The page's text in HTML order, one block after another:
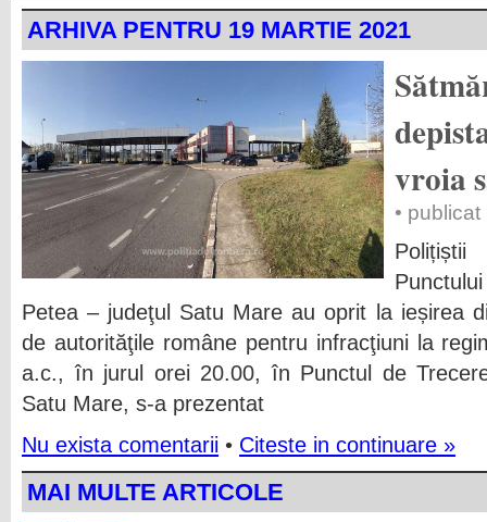
ARHIVA PENTRU 19 MARTIE 2021
vroia
•
Petea – judeţul Satu Mare au oprit la ieșirea
de autorităţile române pentru infracţiuni la
a.c., în jurul orei 20.00, în Punctul de
Satu Mare, s-a prezentat
Nu exista comentarii • Citeste in continuare »
MAI MULTE ARTICOLE